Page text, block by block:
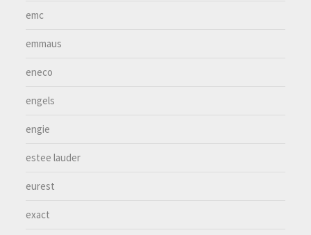
emc
emmaus
eneco
engels
engie
estee lauder
eurest
exact